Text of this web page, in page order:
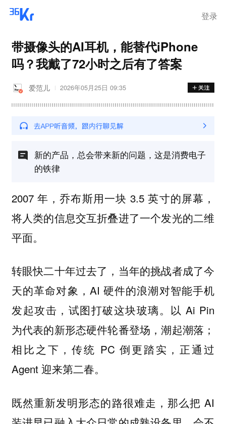
登录
带摄像头的AI耳机，能替代iPhone
吗？我戴了72小时之后有了答案
爱范儿 2026年05月25日 09:35
新的产品，总会带来新的问题，这是消费电子
的铁律
2007 年，乔布斯用一块 3.5 英寸的屏幕，
将人类的信息交互折叠进了一个发光的二维
平面。
转眼快二十年过去了，当年的挑战者成了今
天的革命对象，AI 硬件的浪潮对智能手机
发起攻击，试图打破这块玻璃。以 Ai Pin
为代表的新形态硬件轮番登场，潮起潮落；
相比之下，传统 PC 倒更踏实，正通过
Agent 迎来第二春。
既然重新发明形态的路很难走，那么把 AI